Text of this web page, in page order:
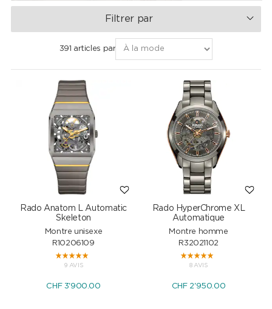
Filtrer par
391 articles par
Rado Anatom L Automatic
Skeleton
Montre unisexe
R10206109
9 AVIS
CHF 3'900.00
Rado HyperChrome XL
Automatique
Montre homme
R32021102
8 AVIS
CHF 2'950.00